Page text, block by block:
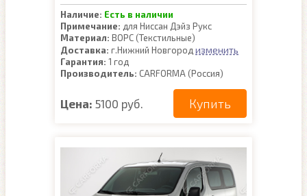
Наличие: Есть в наличии
Примечание: для Ниссан Дэйз Рукс
Материал: ВОРС (Текстильные)
Доставка: г.Нижний Новгород изменить
Гарантия: 1 год
Производитель: CARFORMA (Россия)
Цена: 5100 руб. Купить